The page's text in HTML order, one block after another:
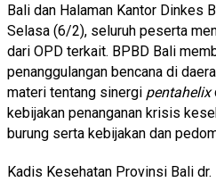
Bali dan Halaman Kantor Dinkes
Selasa (6/2), seluruh peserta
dari OPD terkait. BPBD Bali
penanggulangan bencana di
materi tentang sinergi pentahelix
kebijakan penanganan krisis
burung serta kebijakan dan
Kadis Kesehatan Provinsi Bali